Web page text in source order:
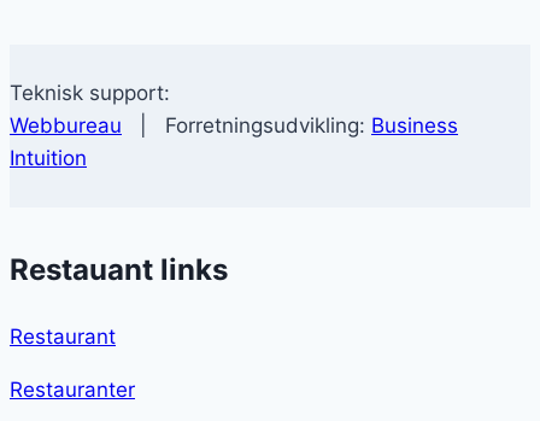
Teknisk support:
Webbureau | Forretningsudvikling: Business
Intuition
Restauant links
Restaurant
Restauranter